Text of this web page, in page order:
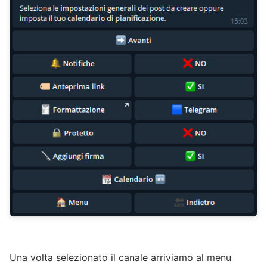
Una volta selezionato il canale arriviamo al menu